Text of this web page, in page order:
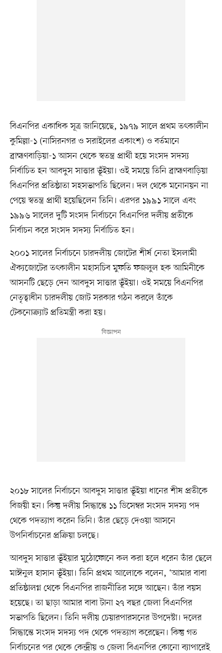
বিএনপির একাধিক সূত্র জানিয়েছে, ১৯৭৯ সালে প্রথম তৎকালীন
কুমিল্লা-১ (নাসিরনগর ও সরাইলের একাংশ) ও বর্তমানে
ব্রাহ্মণবাড়িয়া-১ আসন থেকে স্বতন্ত্র প্রার্থী হয়ে সংসদ সদস্য
নির্বাচিত হন আবদুস সাত্তার ভূঁইয়া। ওই সময়ে তিনি ব্রাহ্মণবাড়িয়া
বিএনপির প্রতিষ্ঠাতা সহসভাপতি ছিলেন। দল থেকে মনোনয়ন না
পেয়ে স্বতন্ত্র প্রার্থী হয়েছিলেন তিনি। এরপর ১৯৯১ সালে এবং
১৯৯৬ সালের দুটি সংসদ নির্বাচনে বিএনপির দলীয় প্রতীকে
নির্বাচন করে সংসদ সদস্য নির্বাচিত হন।
২০০১ সালের নির্বাচনে চারদলীয় জোটের শীর্ষ নেতা ইসলামী
ঐক্যজোটের তৎকালীন মহাসচিব মুফতি ফজলুল হক আমিনীকে
আসনটি ছেড়ে দেন আবদুস সাত্তার ভূঁইয়া। ওই সময়ে বিএনপির
নেতৃত্বাধীন চারদলীয় জোট সরকার গঠন করলে তাঁকে
টেকনোক্র্যাট প্রতিমন্ত্রী করা হয়।
২০১৮ সালের নির্বাচনে আবদুস সাত্তার ভূঁইয়া ধানের শীষ প্রতীকে
বিজয়ী হন। কিন্তু দলীয় সিদ্ধান্তে ১১ ডিসেম্বর সংসদ সদস্য পদ
থেকে পদত্যাগ করেন তিনি। তাঁর ছেড়ে দেওয়া আসনে
উপনির্বাচনের প্রক্রিয়া চলছে।
আবদুস সাত্তার ভূঁইয়ার মুঠোফোনে কল করা হলে ধরেন তাঁর ছেলে
মাঈনুল হাসান ভূঁইয়া। তিনি প্রথম আলোকে বলেন, ‘আমার বাবা
প্রতিষ্ঠালগ্ন থেকে বিএনপির রাজনীতির সঙ্গে আছেন। তাঁর বয়স
হয়েছে। তা ছাড়া আমার বাবা টানা ২৭ বছর জেলা বিএনপির
সভাপতি ছিলেন। তিনি দলীয় চেয়ারপারসনের উপদেষ্টা। দলের
সিদ্ধান্তে সংসদ সদস্য পদ থেকে পদত্যাগ করেছেন। কিন্তু গত
নির্বাচনের পর থেকে কেন্দ্রীয় ও জেলা বিএনপির কোনো ব্যাপারেই